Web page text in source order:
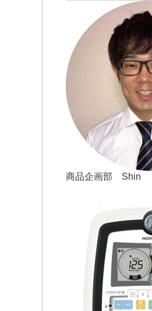
商品企画部 Shin